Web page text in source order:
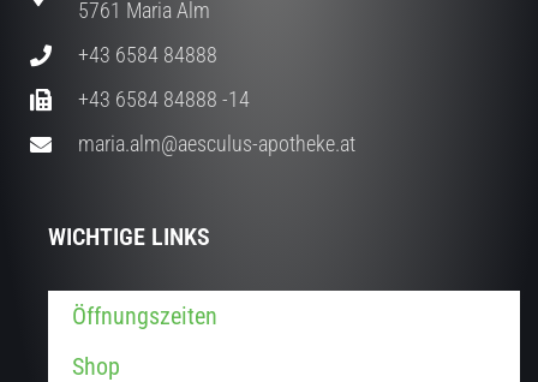
5761 Maria Alm
+43 6584 84888
+43 6584 84888 -14
maria.alm@aesculus-apotheke.at
WICHTIGE LINKS
Öffnungszeiten
Shop